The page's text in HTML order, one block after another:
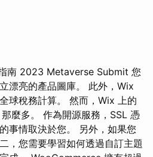
南 2023 Metaverse Submit 您
漂亮的產品圖庫。 此外，Wix
球稅務計算。 然而，Wix 上的
麼多。 作為開源服務，SSL 憑
事情取決於您。 另外，如果您
，您需要學習如何透過自訂主題